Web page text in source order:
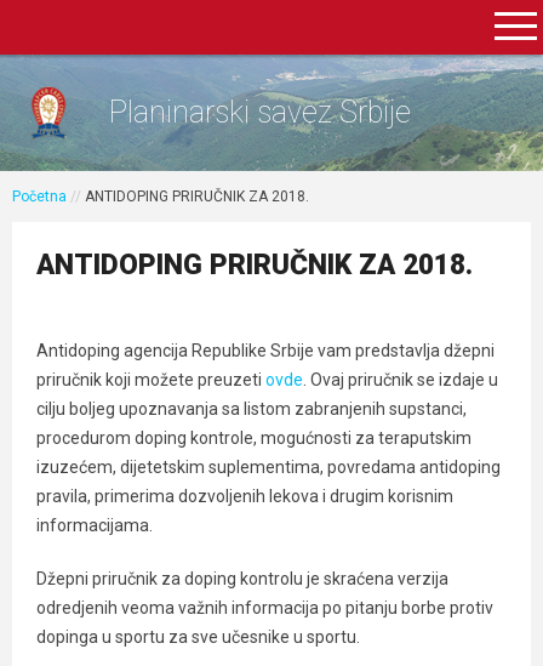
Planinarski savez Srbije
Početna // ANTIDOPING PRIRUČNIK ZA 2018.
ANTIDOPING PRIRUČNIK ZA 2018.
Antidoping agencija Republike Srbije vam predstavlja džepni
priručnik koji možete preuzeti ovde . Ovaj priručnik se izdaje u
cilju boljeg upoznavanja sa listom zabranjenih supstanci,
procedurom doping kontrole, mogućnosti za teraputskim
izuzećem, dijetetskim suplementima, povredama antidoping
pravila, primerima dozvoljenih lekova i drugim korisnim
informacijama.
Džepni priručnik za doping kontrolu je skraćena verzija
odredjenih veoma važnih informacija po pitanju borbe protiv
dopinga u sportu za sve učesnike u sportu.